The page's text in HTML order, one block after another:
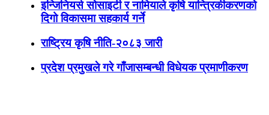
इन्जिनियर्स सोसाइटी र नामियाले कृषि यान्त्रिकीकरणको
दिगो विकासमा सहकार्य गर्ने
राष्ट्रिय कृषि नीति-२०८३ जारी
प्रदेश प्रमुखले गरे गाँजासम्बन्धी विधेयक प्रमाणीकरण